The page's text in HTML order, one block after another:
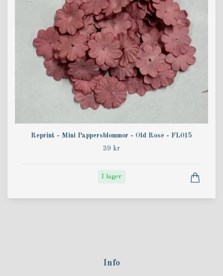
Reprint - Mini Pappersblommor - Old Rose - FL015
39 kr
I lager
Info